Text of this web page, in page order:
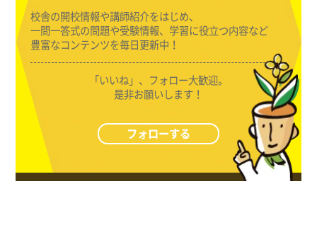
校舎の開校情報や講師紹介をはじめ、
一問一答式の問題や受験情報、学習に役立つ内容など
豊富なコンテンツを毎日更新中！
「いいね」、フォロー大歓迎。
是非お願いします！
フォローする